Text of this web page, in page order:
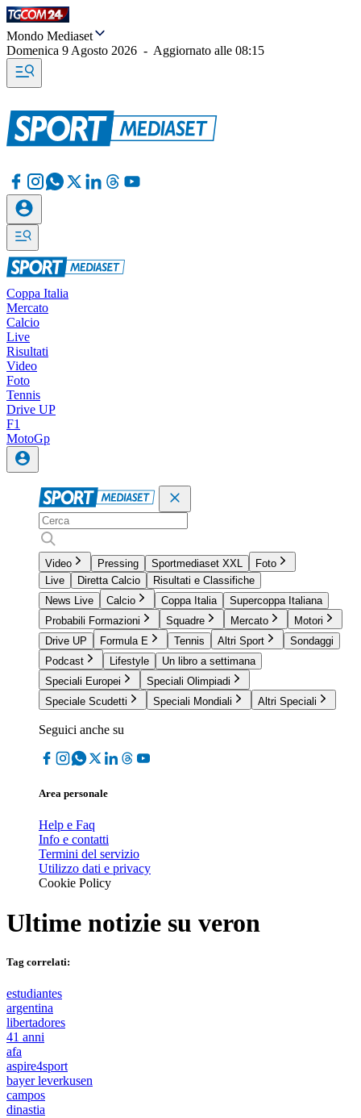
Mondo Mediaset
Domenica 9 Agosto 2026 - Aggiornato alle 08:15
Coppa Italia
Mercato
Calcio
Live
Risultati
Video
Foto
Tennis
Drive UP
F1
MotoGp
Video Pressing Sportmediaset XXL
Foto
Live
Diretta Calcio
Risultati e Classifiche
News Live
Calcio Coppa Italia
Supercoppa Italiana
Probabili Formazioni
Squadre Mercato
Motori
Drive UP
Formula E Tennis Altri Sport
Sondaggi
Podcast
Lifestyle
Un libro a settimana
Speciali Europei
Speciali Olimpiadi
Speciale Scudetti
Speciali Mondiali Altri Speciali
Seguici anche su
Area personale
Help e Faq
Info e contatti
Termini del servizio
Utilizzo dati e privacy
Cookie Policy
Ultime notizie su veron
Tag correlati:
estudiantes
argentina
libertadores
41 anni
afa
aspire4sport
bayer leverkusen
campos
dinastia